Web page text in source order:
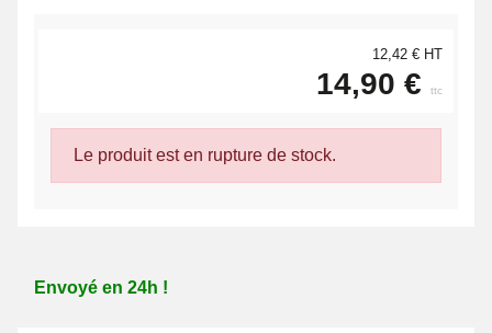
12,42 € HT
14,90 € ttc
Le produit est en rupture de stock.
Envoyé en 24h !